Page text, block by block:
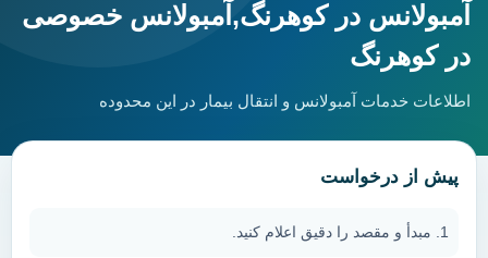
آمبولانس در کوهرنگ,آمبولانس خصوصی
در کوهرنگ
اطلاعات خدمات آمبولانس و انتقال بیمار در این محدوده
پیش از درخواست
مبدأ و مقصد را دقیق اعلام کنید.